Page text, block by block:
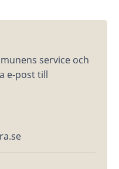
service och
e-post till